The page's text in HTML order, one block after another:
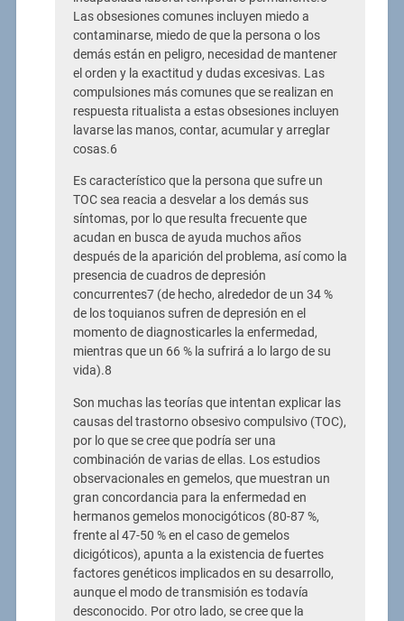
Las obsesiones comunes incluyen miedo a
contaminarse, miedo de que la persona o los
demás están en peligro, necesidad de mantener
el orden y la exactitud y dudas excesivas. Las
compulsiones más comunes que se realizan en
respuesta ritualista a estas obsesiones incluyen
lavarse las manos, contar, acumular y arreglar
cosas.6
Es característico que la persona que sufre un
TOC sea reacia a desvelar a los demás sus
síntomas, por lo que resulta frecuente que
acudan en busca de ayuda muchos años
después de la aparición del problema, así como la
presencia de cuadros de depresión
concurrentes7 (de hecho, alrededor de un 34 %
de los toquianos sufren de depresión en el
momento de diagnosticarles la enfermedad,
mientras que un 66 % la sufrirá a lo largo de su
vida).8
Son muchas las teorías que intentan explicar las
causas del trastorno obsesivo compulsivo (TOC),
por lo que se cree que podría ser una
combinación de varias de ellas. Los estudios
observacionales en gemelos, que muestran un
gran concordancia para la enfermedad en
hermanos gemelos monocigóticos (80-87 %,
frente al 47-50 % en el caso de gemelos
dicigóticos), apunta a la existencia de fuertes
factores genéticos implicados en su desarrollo,
aunque el modo de transmisión es todavía
desconocido. Por otro lado, se cree que la